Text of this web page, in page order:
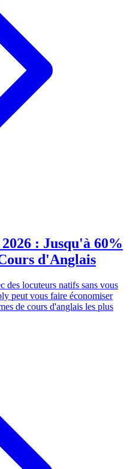
: Jusqu'à 60%
d'Anglais
des locuteurs natifs sans vous
peut vous faire économiser
de cours d'anglais les plus